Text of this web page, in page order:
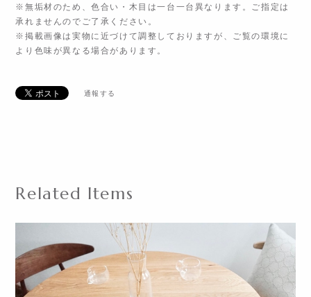
※無垢材のため、色合い・木目は一台一台異なります。ご指定は
承れませんのでご了承ください。
※掲載画像は実物に近づけて調整しておりますが、ご覧の環境に
より色味が異なる場合があります。
通報する
Related Items